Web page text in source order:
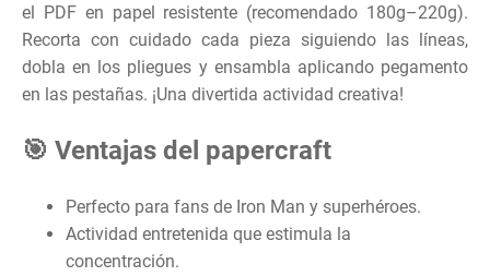
el PDF en papel resistente (recomendado 180g–220g).
Recorta con cuidado cada pieza siguiendo las líneas,
dobla en los pliegues y ensambla aplicando pegamento
en las pestañas. ¡Una divertida actividad creativa!
🎯 Ventajas del papercraft
Perfecto para fans de Iron Man y superhéroes.
Actividad entretenida que estimula la
concentración.